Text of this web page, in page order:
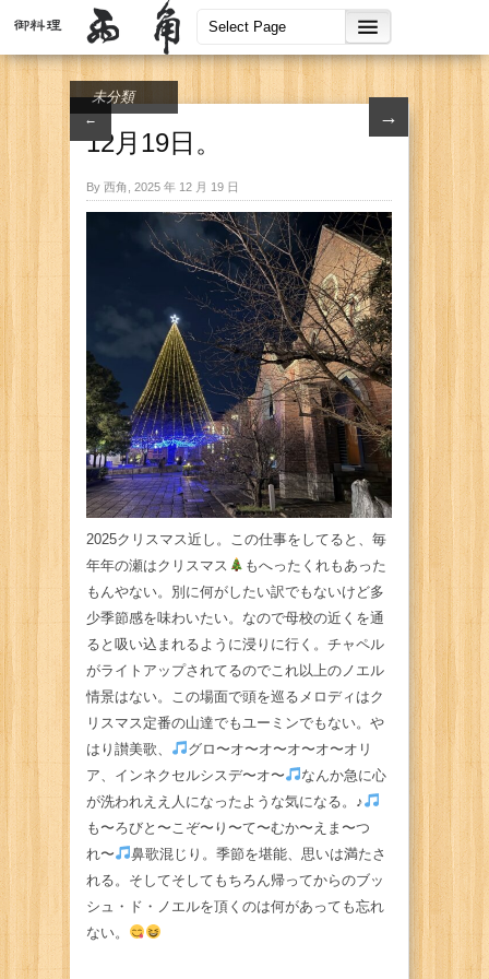
← →
未分類
12月19日。
By 西角, 2025 年 12 月 19 日
2025クリスマス近し。この仕事をしてると、毎
年年の瀬はクリスマス
もへったくれもあった
もんやない。別に何がしたい訳でもないけど多
少季節感を味わいたい。なので母校の近くを通
ると吸い込まれるように浸りに行く。チャペル
がライトアップされてるのでこれ以上のノエル
情景はない。この場面で頭を巡るメロディはク
リスマス定番の山達でもユーミンでもない。や
はり讃美歌、
グロ〜オ〜オ〜オ〜オ〜オリ
ア、インネクセルシスデ〜オ〜
なんか急に心
が洗われええ人になったような気になる。♪
も〜ろびと〜こぞ〜り〜て〜むか〜えま〜つ
れ〜
鼻歌混じり。季節を堪能、思いは満たさ
れる。そしてそしてもちろん帰ってからのブッ
シュ・ド・ノエルを頂くのは何があっても忘れ
ない。